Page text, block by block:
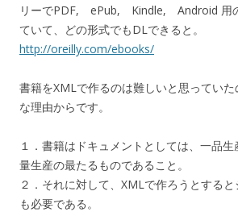
リーでPDF, ePub, Kindle, Android 用の
ていて、どの形式でもDLできると。
http://oreilly.com/ebooks/
書籍をXMLで作るのは難しいと思っていた
な理由からです。
１．書籍はドキュメントとしては、一品
量生産の最たるものであること。
２．それに対して、XMLで作ろうとする
も必要である。